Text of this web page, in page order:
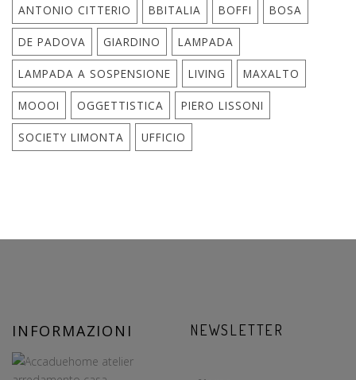
ANTONIO CITTERIO BBITALIA BOFFI BOSA
DE PADOVA GIARDINO LAMPADA
LAMPADA A SOSPENSIONE LIVING MAXALTO
MOOOI OGGETTISTICA PIERO LISSONI
SOCIETY LIMONTA UFFICIO
INFORMAZIONI NEWSLETTER